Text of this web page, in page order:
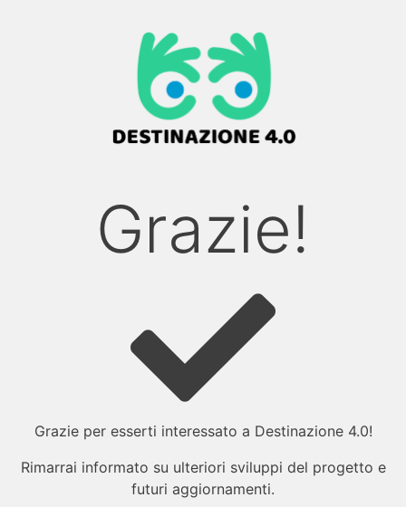
Grazie!
Grazie per esserti interessato a Destinazione 4.0!
Rimarrai informato su ulteriori sviluppi del progetto e
futuri aggiornamenti.